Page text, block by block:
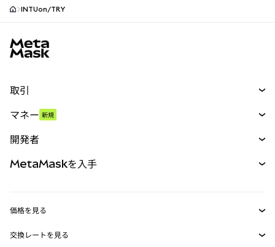
INTUon/TRY
取引
パーペチュアル
RWA
マネー 新規
開発者
MetaMask Connect
MetaMaskを入手
価格を見る
イーサリアムの価格
交換レートを見る